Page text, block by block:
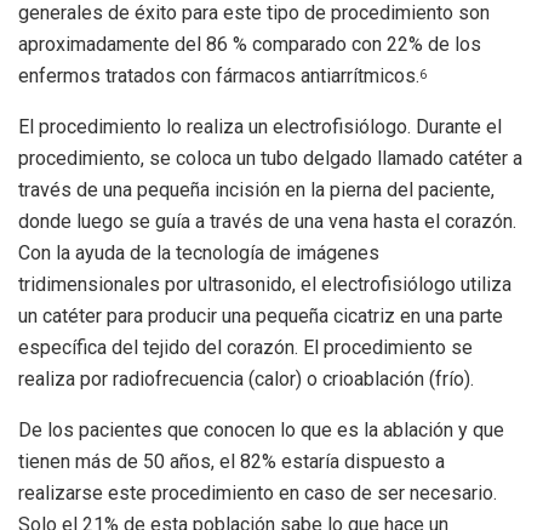
generales de éxito para este tipo de procedimiento son
aproximadamente del 86 % comparado con 22% de los
enfermos tratados con fármacos antiarrítmicos.6
El procedimiento lo realiza un electrofisiólogo. Durante el
procedimiento, se coloca un tubo delgado llamado catéter a
través de una pequeña incisión en la pierna del paciente,
donde luego se guía a través de una vena hasta el corazón.
Con la ayuda de la tecnología de imágenes
tridimensionales por ultrasonido, el electrofisiólogo utiliza
un catéter para producir una pequeña cicatriz en una parte
específica del tejido del corazón. El procedimiento se
realiza por radiofrecuencia (calor) o crioablación (frío).
De los pacientes que conocen lo que es la ablación y que
tienen más de 50 años, el 82% estaría dispuesto a
realizarse este procedimiento en caso de ser necesario.
Solo el 21% de esta población sabe lo que hace un